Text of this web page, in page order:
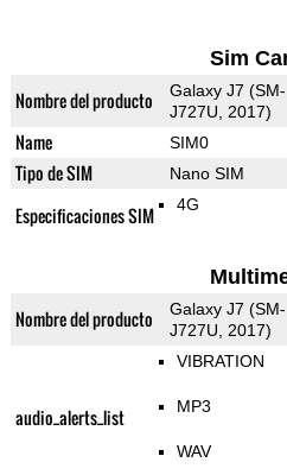
Sim
Nombre del producto
Galaxy J7 (SM-
J727U, 2017)
Name SIM0
Tipo de SIM Nano SIM
Especificaciones SIM 4G
Nombre del producto
Galaxy J7 (SM-
J727U, 2017)
audio_alerts_list
VIBRATION
MP3
WAV